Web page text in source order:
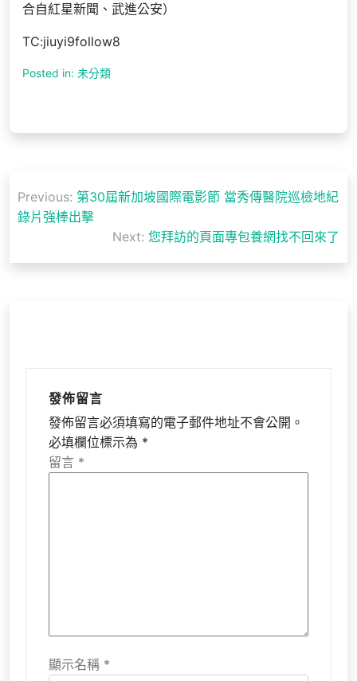
合自紅星新聞、武進公安）
TC:jiuyi9follow8
Posted in: 未分類
章
覽
Previous: 第30屆新加坡國際電影節 當秀傳醫院巡檢地紀
錄片強棒出擊
Next: 您拜訪的頁面專包養網找不回來了
發佈留言
發佈留言必須填寫的電子郵件地址不會公開。
必填欄位標示為 *
留言 *
顯示名稱 *